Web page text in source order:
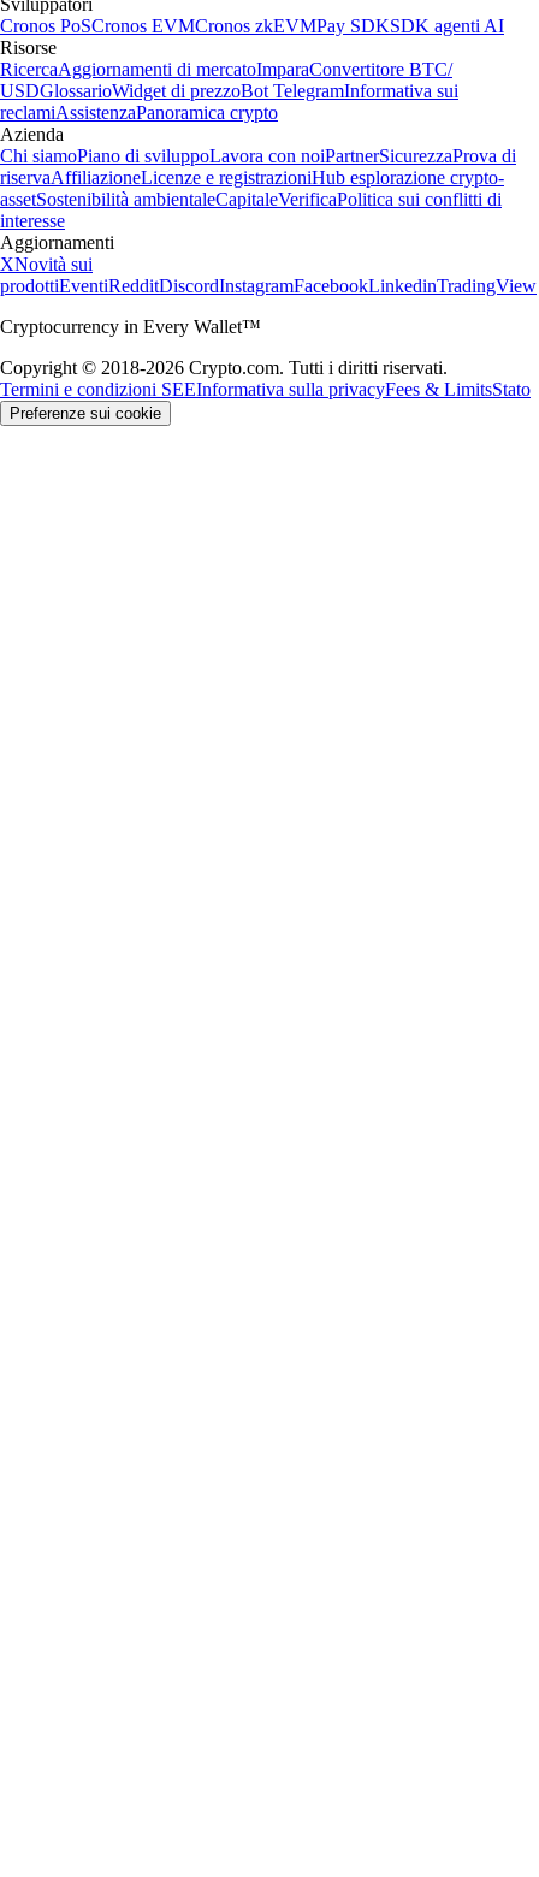
Sviluppatori
Cronos PoSCronos EVMCronos zkEVMPay SDKSDK agenti AI
Risorse
RicercaAggiornamenti di mercatoImparaConvertitore BTC/
USDGlossarioWidget di prezzoBot TelegramInformativa sui
reclamiAssistenzaPanoramica crypto
Azienda
Chi siamoPiano di sviluppoLavora con noiPartnerSicurezzaProva di
riservaAffiliazioneLicenze e registrazioniHub esplorazione crypto-
assetSostenibilità ambientaleCapitaleVerificaPolitica sui conflitti di
interesse
Aggiornamenti
XNovità sui
prodottiEventiRedditDiscordInstagramFacebookLinkedinTradingView
Cryptocurrency in Every Wallet™
Copyright © 2018-2026 Crypto.com. Tutti i diritti riservati.
Termini e condizioni SEEInformativa sulla privacyFees & LimitsStato
Preferenze sui cookie